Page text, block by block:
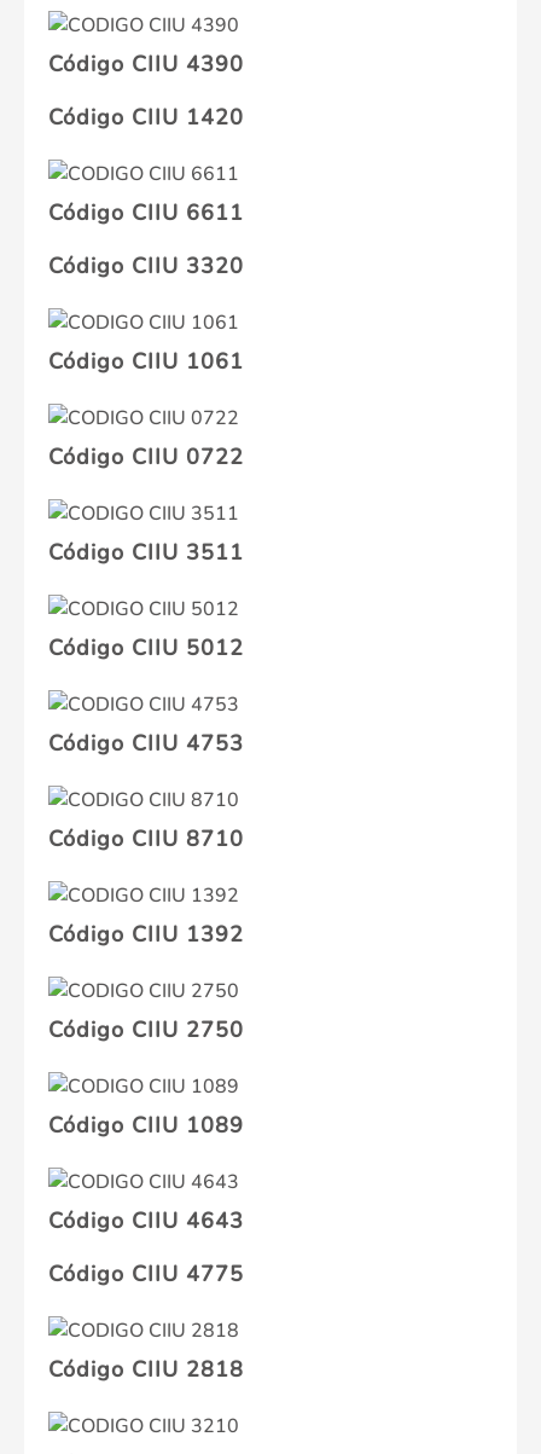
Código CIIU 4390
Código CIIU 1420
Código CIIU 6611
Código CIIU 3320
Código CIIU 1061
Código CIIU 0722
Código CIIU 3511
Código CIIU 5012
Código CIIU 4753
Código CIIU 8710
Código CIIU 1392
Código CIIU 2750
Código CIIU 1089
Código CIIU 4643
Código CIIU 4775
Código CIIU 2818